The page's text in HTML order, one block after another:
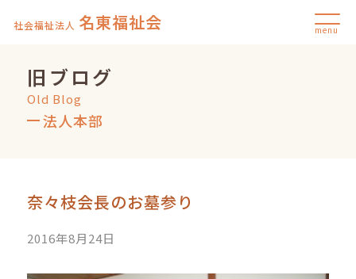
社会福祉法人 名東福祉会 menu
旧ブログ
Old Blog
法人本部
奈々枝会長のお墓参り
2016年8月24日